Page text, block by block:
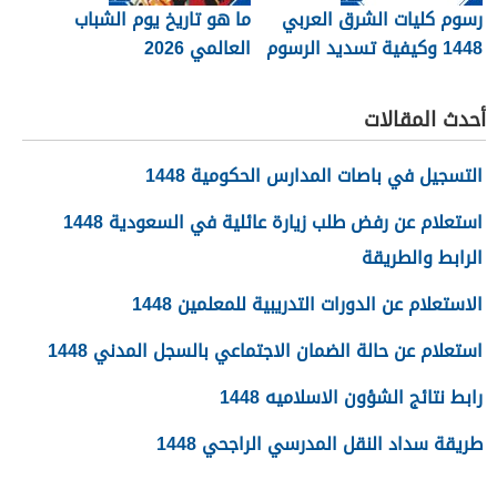
رسوم كليات الشرق العربي
1448 وكيفية تسديد الرسوم
ما هو تاريخ يوم الشباب
العالمي 2026
أحدث المقالات
التسجيل في باصات المدارس الحكومية 1448
استعلام عن رفض طلب زيارة عائلية في السعودية 1448
الرابط والطريقة
الاستعلام عن الدورات التدريبية للمعلمين 1448
استعلام عن حالة الضمان الاجتماعي بالسجل المدني 1448
رابط نتائج الشؤون الاسلاميه 1448
طريقة سداد النقل المدرسي الراجحي 1448